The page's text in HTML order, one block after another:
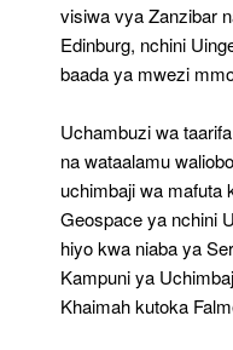
visiwa vya Zanzibar
Edinburg, nchini
baada ya mwezi
Uchambuzi wa
na wataalamu
uchimbaji wa mafuta
Geospace ya nchini
hiyo kwa niaba ya
Kampuni ya
Khaimah kutoka